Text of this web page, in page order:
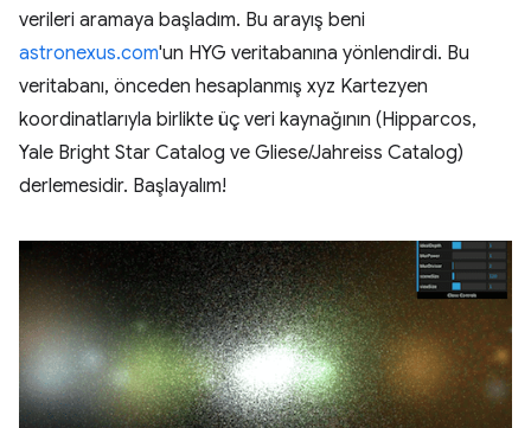
verileri aramaya başladım. Bu arayış beni
astronexus.com'un HYG veritabanına yönlendirdi. Bu
veritabanı, önceden hesaplanmış xyz Kartezyen
koordinatlarıyla birlikte üç veri kaynağının (Hipparcos,
Yale Bright Star Catalog ve Gliese/Jahreiss Catalog)
derlemesidir. Başlayalım!